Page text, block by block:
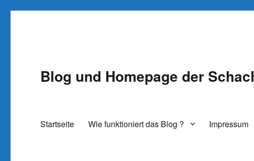
Blog und Homepage der
Startseite Wie funktioniert das Blog ? Impressum